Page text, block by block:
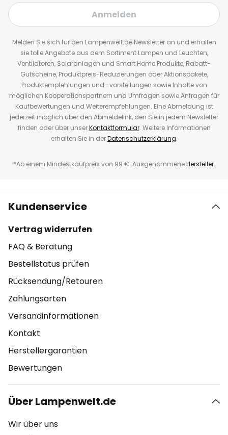
Anmelden
Melden Sie sich für den Lampenwelt.de Newsletter an und erhalten
sie tolle Angebote aus dem Sortiment Lampen und Leuchten,
Ventilatoren, Solaranlagen und Smart Home Produkte, Rabatt-
Gutscheine, Produktpreis-Reduzierungen oder Aktionspakete,
Produktempfehlungen und -vorstellungen sowie Inhalte von
möglichen Kooperationspartnern und Umfragen sowie Anfragen für
Kaufbewertungen und Weiterempfehlungen. Eine Abmeldung ist
jederzeit möglich über den Abmeldelink, den Sie in jedem Newsletter
finden oder über unserKontaktformular. Weitere Informationen
erhalten Sie in derDatenschutzerklärung.
*Ab einem Mindestkaufpreis von 99 €. AusgenommeneHersteller.
Kundenservice
Vertrag widerrufen
FAQ & Beratung
Bestellstatus prüfen
Rücksendung/Retouren
Zahlungsarten
Versandinformationen
Kontakt
Herstellergarantien
Bewertungen
Über Lampenwelt.de
Wir über uns